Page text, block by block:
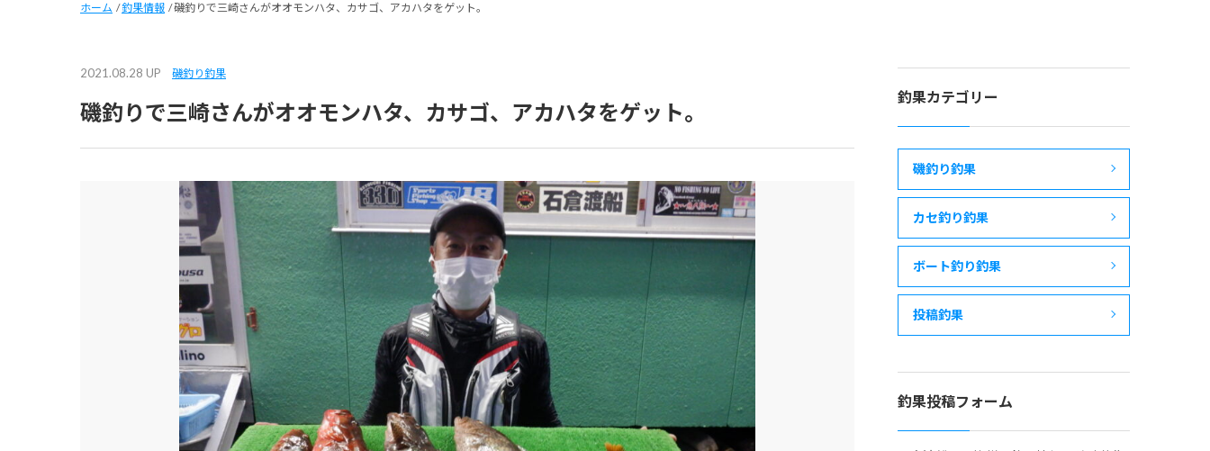
ホーム /釣果情報 /磯釣りで三崎さんがオオモンハタ、カサゴ、アカハタをゲット。
2021.08.28 UP 磯釣り釣果
磯釣りで三崎さんがオオモンハタ、カサゴ、アカハタをゲット。
釣果カテゴリー
磯釣り釣果
カセ釣り釣果
ボート釣り釣果
投稿釣果
釣果投稿フォーム